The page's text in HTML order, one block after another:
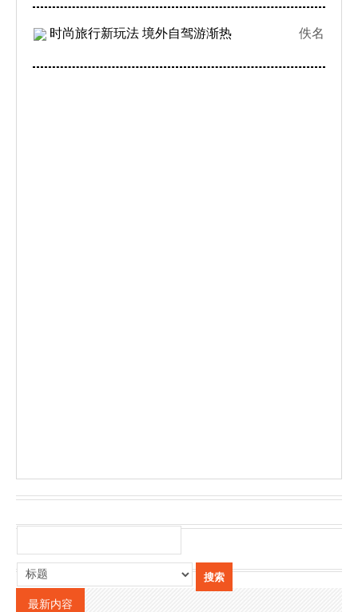
时尚旅行新玩法 境外自驾游渐热 佚名
最新内容